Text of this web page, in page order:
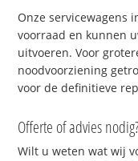
Onze servicewagens
voorraad en kunnen
uitvoeren. Voor
noodvoorziening
voor de definitieve
Offerte of advies
Wilt u weten wat wij